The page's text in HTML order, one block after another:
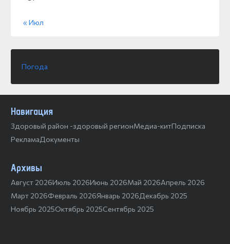
« Июл
Погода
Навигация
Здоровый район -здоровый регионМедиа-китПодписка
РекламаДокументы
Архивы
Август 2026Июль 2026Июнь 2026Май 2026Апрель 2026
Март 2026Февраль 2026Январь 2026Декабрь 2025
Ноябрь 2025Октябрь 2025Сентябрь 2025